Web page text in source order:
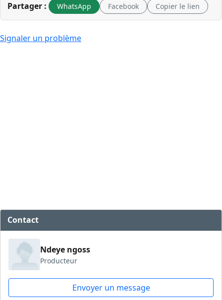
Partager : WhatsApp Facebook Copier le lien
Signaler un problème
Contact
Ndeye ngoss
Producteur
Envoyer un message